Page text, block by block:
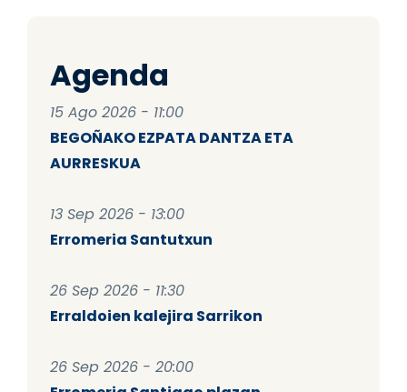
Agenda
15 Ago 2026 - 11:00
BEGOÑAKO EZPATA DANTZA ETA
AURRESKUA
13 Sep 2026 - 13:00
Erromeria Santutxun
26 Sep 2026 - 11:30
Erraldoien kalejira Sarrikon
26 Sep 2026 - 20:00